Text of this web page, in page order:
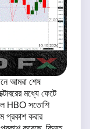
আমরা শেষ
মধ্যে ফেটে
HBO সতোশি
করার